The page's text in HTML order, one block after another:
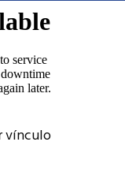
vínculo